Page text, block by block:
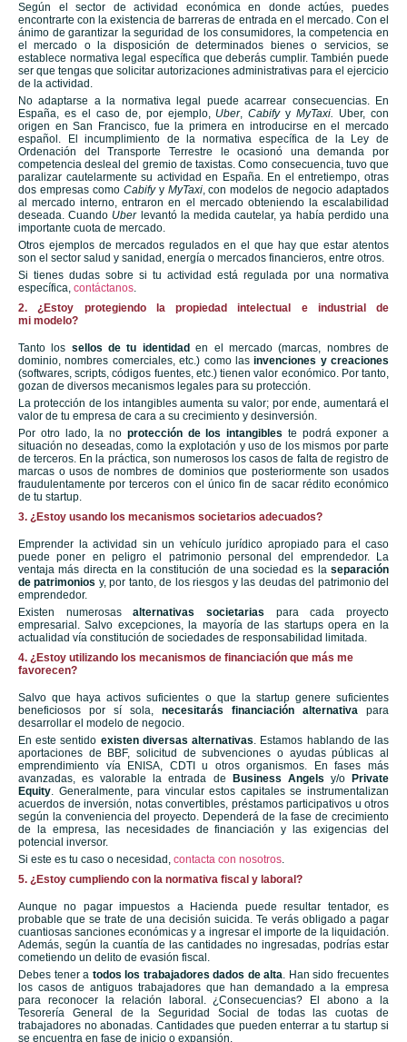
Según el sector de actividad económica en donde actúes, puedes
encontrarte con la existencia de barreras de entrada en el mercado. Con el
ánimo de garantizar la seguridad de los consumidores, la competencia en
el mercado o la disposición de determinados bienes o servicios, se
establece normativa legal específica que deberás cumplir. También puede
ser que tengas que solicitar autorizaciones administrativas para el ejercicio
de la actividad.
No adaptarse a la normativa legal puede acarrear consecuencias. En
España, es el caso de, por ejemplo, Uber,CabifyyMyTaxi. Uber, con
origen en San Francisco, fue la primera en introducirse en el mercado
español. El incumplimiento de la normativa específica de la Ley de
Ordenación del Transporte Terrestre le ocasionó una demanda por
competencia desleal del gremio de taxistas. Como consecuencia, tuvo que
paralizar cautelarmente su actividad en España. En el entretiempo, otras
dos empresas como Cabifyy MyTaxi, con modelos de negocio adaptados
al mercado interno, entraron en el mercado obteniendo la escalabilidad
deseada. Cuando Uberlevantó la medida cautelar, ya había perdido una
importante cuota de mercado.
Otros ejemplos de mercados regulados en el que hay que estar atentos
son el sector salud y sanidad, energía o mercados financieros, entre otros.
Si tienes dudas sobre si tu actividad está regulada por una normativa
específica, contáctanos.
2. ¿Estoy protegiendo la propiedad intelectual e industrial de
mi modelo?
Tanto los sellos de tu identidad en el mercado (marcas, nombres de
dominio, nombres comerciales, etc.) como lasinvenciones y creaciones
(softwares, scripts, códigos fuentes, etc.) tienen valor económico. Por tanto,
gozan de diversos mecanismos legales para su protección.
La protección de los intangibles aumenta su valor; por ende, aumentará el
valor de tu empresa de cara a su crecimiento y desinversión.
Por otro lado, la no protección de los intangibles te podrá exponer a
situación no deseadas, como la explotación y uso de los mismos por parte
de terceros. En la práctica, son numerosos los casos de falta de registro de
marcas o usos de nombres de dominios que posteriormente son usados
fraudulentamente por terceros con el único fin de sacar rédito económico
de tu startup.
3. ¿Estoy usando los mecanismos societarios adecuados?
Emprender la actividad sin un vehículo jurídico apropiado para el caso
puede poner en peligro el patrimonio personal del emprendedor. La
ventaja más directa en la constitución de una sociedad es la separación
de patrimonios y, por tanto, de los riesgos y las deudas del patrimonio del
emprendedor.
Existen numerosasalternativas societarias para cada proyecto
empresarial. Salvo excepciones, la mayoría de las startups opera en la
actualidad vía constitución de sociedades de responsabilidad limitada.
4. ¿Estoy utilizando los mecanismos de financiación que más me
favorecen?
Salvo que haya activos suficientes o que la startup genere suficientes
beneficiosos por sí sola, necesitarás financiación alternativa para
desarrollar el modelo de negocio.
En este sentido existen diversas alternativas. Estamos hablando de las
aportaciones de BBF, solicitud de subvenciones o ayudas públicas al
emprendimiento vía ENISA, CDTI u otros organismos. En fases más
avanzadas, es valorable la entrada de
Business Angels y/o
Private
Equity. Generalmente, para vincular estos capitales se instrumentalizan
acuerdos de inversión, notas convertibles, préstamos participativos u otros
según la conveniencia del proyecto. Dependerá de la fase de crecimiento
de la empresa, las necesidades de financiación y las exigencias del
potencial inversor.
Si este es tu caso o necesidad, contacta con nosotros.
5. ¿Estoy cumpliendo con la normativa fiscal y laboral?
Aunque no pagar impuestos a Hacienda puede resultar tentador, es
probable que se trate de una decisión suicida. Te verás obligado a pagar
cuantiosas sanciones económicas y a ingresar el importe de la liquidación.
Además, según la cuantía de las cantidades no ingresadas, podrías estar
cometiendo un delito de evasión fiscal.
Debes tener a todos los trabajadores dados de alta. Han sido frecuentes
los casos de antiguos trabajadores que han demandado a la empresa
para reconocer la relación laboral. ¿Consecuencias? El abono a la
Tesorería General de la Seguridad Social de todas las cuotas de
trabajadores no abonadas. Cantidades que pueden enterrar a tu startup si
se encuentra en fase de inicio o expansión.